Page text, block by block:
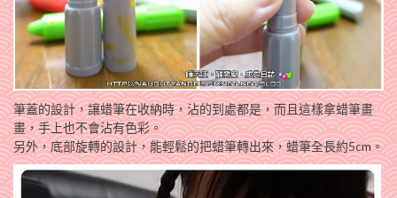
筆蓋的設計，讓蜡筆在收納時，沾的到處都是，而且這樣拿蜡筆畫
畫，手上也不會沾有色彩。
另外，底部旋轉的設計，能輕鬆的把蜡筆轉出來，蜡筆全長約5cm。